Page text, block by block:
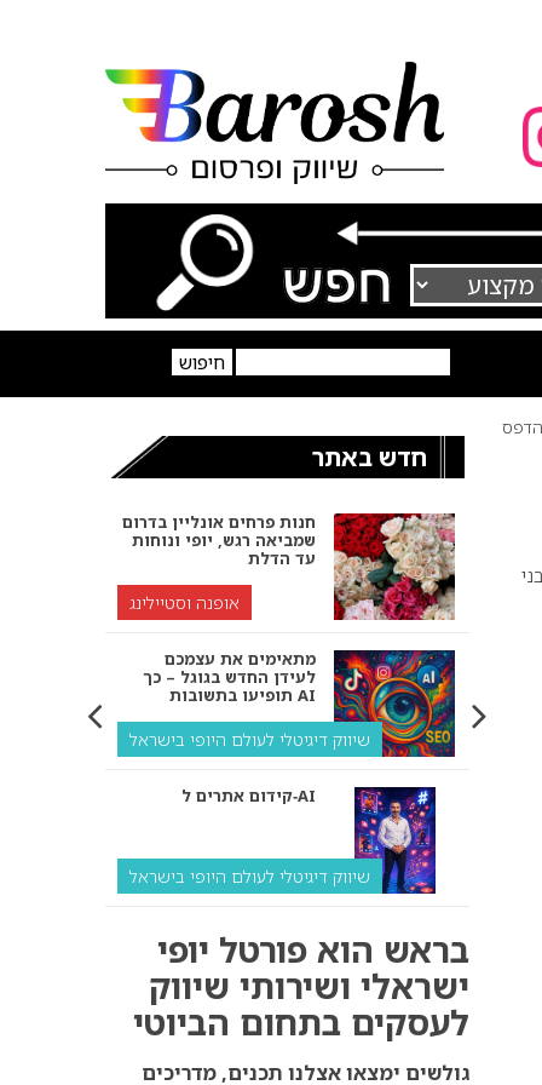
הדפס
חדש באתר
חנות פרחים אונליין בדרום
שמביאה רגש, יופי ונוחות
עד הדלת
אופנה וסטיילינג
מתאימים את עצמכם
לעידן החדש בגוגל – כך
תופיעו בתשובות AI
שיווק דיגיטלי לעולם היופי בישראל
קידום אתרים ל‑AI
שיווק דיגיטלי לעולם היופי בישראל
ולמה העסק שלך צריך
שיווק דיגיטלי לעסקים
קידום ל‑AI לעומת קידום
בראש הוא פורטל יופי
ישראלי ושירותי שיווק
לעסקים בתחום הביוטי
גולשים ימצאו אצלנו תכנים, מדריכים